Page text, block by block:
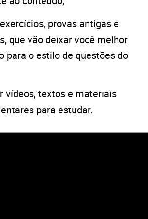
provas antigas e
que vão deixar você melhor
para o estilo de questões do
vídeos, textos e materiais
para estudar.